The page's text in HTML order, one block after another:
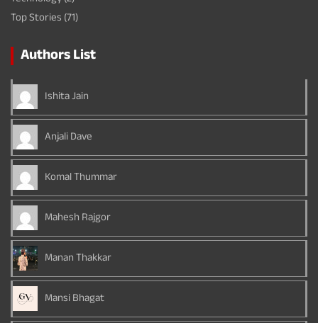
Top Stories (71)
Authors List
Ishita Jain
Anjali Dave
Komal Thummar
Mahesh Rajgor
Manan Thakkar
Mansi Bhagat